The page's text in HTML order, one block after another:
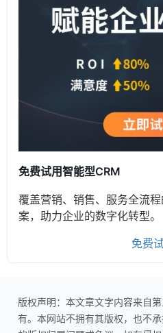
免费试用智能型CRM
覆盖营销、销售、服务全流
案，助力企业的数字化转型。
免费
版权声明：本文章文字内容来自
有。本网站不拥有其版权，也不